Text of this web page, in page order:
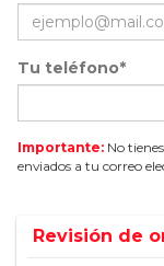
Tu teléfono*
Importante: No
enviados a tu correo
Revisión de